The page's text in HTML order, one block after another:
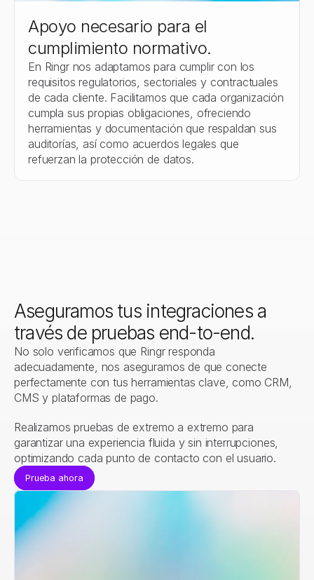
Apoyo necesario para el
cumplimiento normativo.
En Ringr nos adaptamos para cumplir con los
requisitos regulatorios, sectoriales y contractuales
de cada cliente. Facilitamos que cada organización
cumpla sus propias obligaciones, ofreciendo
herramientas y documentación que respaldan sus
auditorías, así como acuerdos legales que
refuerzan la protección de datos.
Aseguramos tus integraciones a
través de pruebas end-to-end.
No solo verificamos que Ringr responda
adecuadamente, nos aseguramos de que conecte
perfectamente con tus herramientas clave, como CRM,
CMS y plataformas de pago.
Realizamos pruebas de extremo a extremo para
garantizar una experiencia fluida y sin interrupciones,
optimizando cada punto de contacto con el usuario.
Prueba ahora